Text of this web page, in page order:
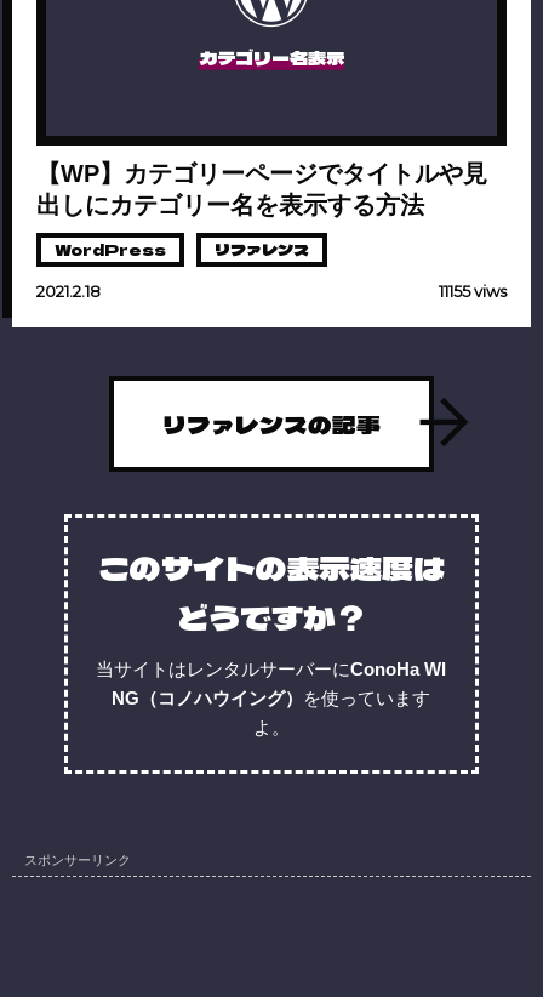
カテゴリー名表示
【WP】カテゴリーページでタイトルや見
出しにカテゴリー名を表示する方法
WordPress リファレンス
2021.2.18 11155 viws
リファレンスの記事
このサイトの表示速度は
どうですか？
当サイトはレンタルサーバーにConoHa WI
NG（コノハウイング） を使っています
よ。